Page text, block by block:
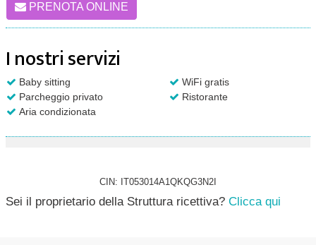
PRENOTA ONLINE
I nostri servizi
Baby sitting
WiFi gratis
Parcheggio privato
Ristorante
Aria condizionata
CIN: IT053014A1QKQG3N2I
Sei il proprietario della Struttura ricettiva? Clicca qui